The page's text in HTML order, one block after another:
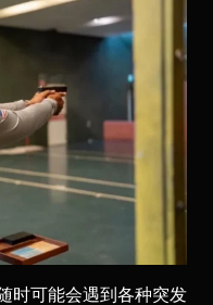
时可能会遇到各种突发